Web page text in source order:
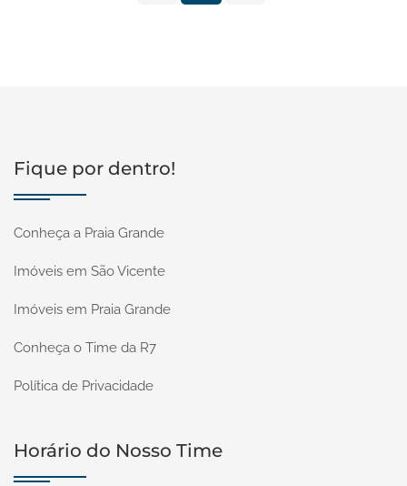
Fique por dentro!
Conheça a Praia Grande
Imóveis em São Vicente
Imóveis em Praia Grande
Conheça o Time da R7
Política de Privacidade
Horário do Nosso Time